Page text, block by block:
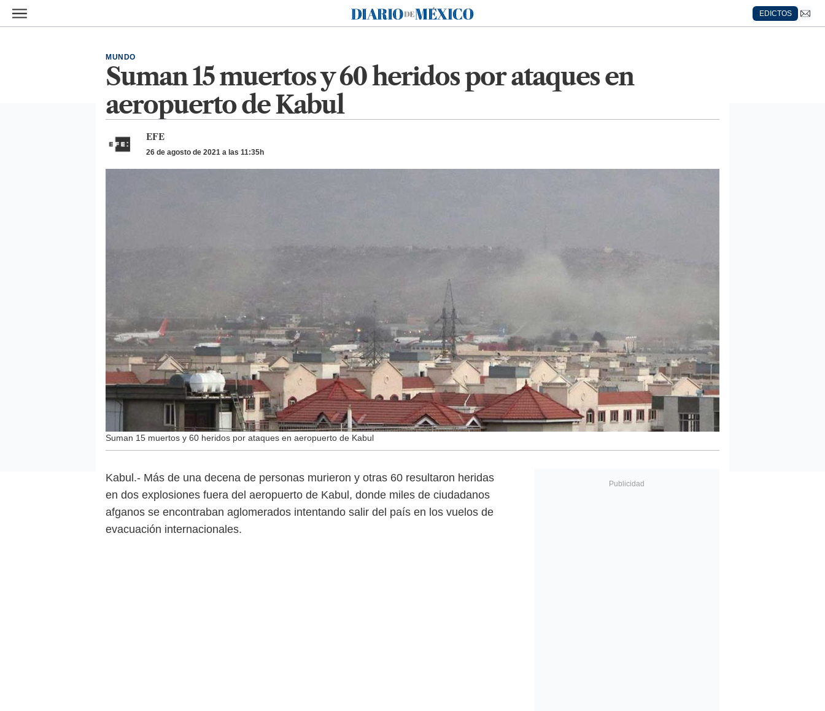
Ir al contenido principal
Diario de México
EDICTOS
Suman 15 muertos y 60 heridos por ataques en
aeropuerto de Kabul
MUNDO
EFE
26 de agosto de 2021 a las 11:35h
Suman 15 muertos y 60 heridos por ataques en aeropuerto de Kabul
Kabul.- Más de una decena de personas murieron y otras 60 resultaron heridas
en dos explosiones fuera del aeropuerto de Kabul, donde miles de ciudadanos
afganos se encontraban aglomerados intentando salir del país en los vuelos de
evacuación internacionales.